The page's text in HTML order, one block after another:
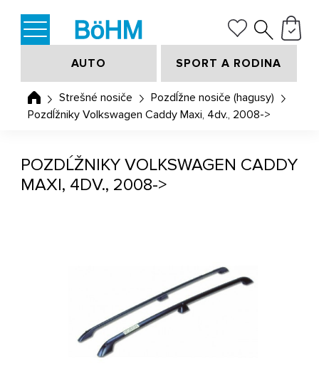
AUTO SPORT A RODINA
Strešné nosiče
Pozdĺžne nosiče (hagusy)
Pozdĺžniky Volkswagen Caddy Maxi, 4dv., 2008->
POZDĹŽNIKY VOLKSWAGEN CADDY
MAXI, 4DV., 2008->